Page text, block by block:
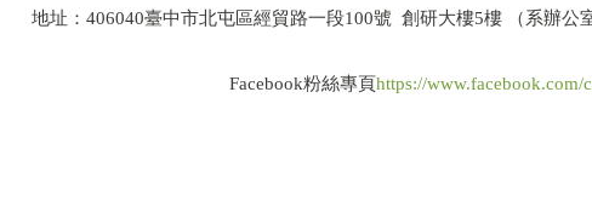
地址：406040臺中市北屯區經貿路一段100號 創研大樓5樓 （系辦公
Facebook粉絲專頁https://www.facebook.com/